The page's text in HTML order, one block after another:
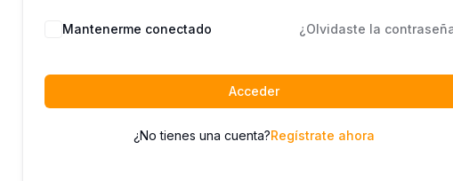
Mantenerme conectado ¿Olvidaste la
Acceder
¿No tienes una cuenta?Regístrate ahora